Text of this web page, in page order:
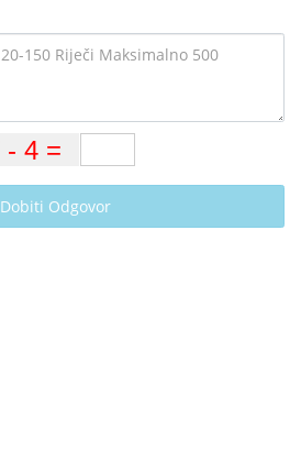
Dobiti Odgovor